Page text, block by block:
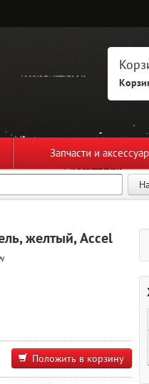
Запчасти и
желтый, Accel
Положить в корзину